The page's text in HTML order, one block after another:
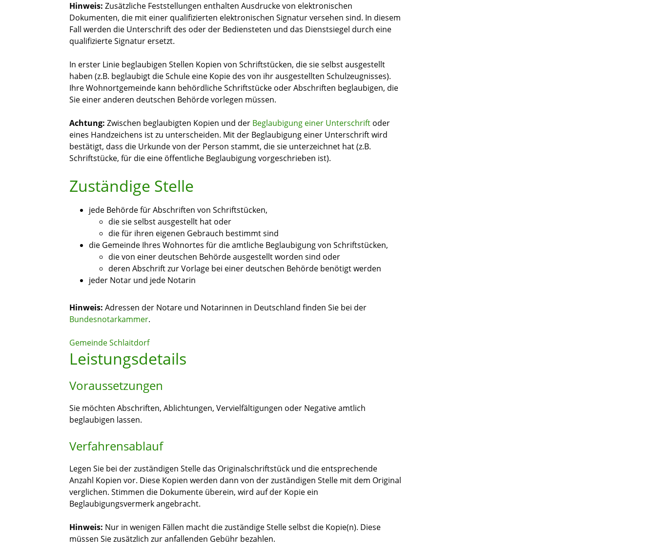
Hinweis: Zusätzliche Feststellungen enthalten Ausdrucke von elektronischen
Dokumenten, die mit einer qualifizierten elektronischen Signatur versehen sind. In diesem
Fall werden die Unterschrift des oder der Bediensteten und das Dienstsiegel durch eine
qualifizierte Signatur ersetzt.
In erster Linie beglaubigen Stellen Kopien von Schriftstücken, die sie selbst ausgestellt
haben (z.B. beglaubigt die Schule eine Kopie des von ihr ausgestellten Schulzeugnisses).
Ihre Wohnortgemeinde kann behördliche Schriftstücke oder Abschriften beglaubigen, die
Sie einer anderen deutschen Behörde vorlegen müssen.
Achtung: Zwischen beglaubigten Kopien und der Beglaubigung einer Unterschrift oder
eines Handzeichens ist zu unterscheiden. Mit der Beglaubigung einer Unterschrift wird
bestätigt, dass die Urkunde von der Person stammt, die sie unterzeichnet hat (z.B.
Schriftstücke, für die eine öffentliche Beglaubigung vorgeschrieben ist).
Zuständige Stelle
jede Behörde für Abschriften von Schriftstücken,
die sie selbst ausgestellt hat oder
die für ihren eigenen Gebrauch bestimmt sind
die Gemeinde Ihres Wohnortes für die amtliche Beglaubigung von Schriftstücken,
die von einer deutschen Behörde ausgestellt worden sind oder
deren Abschrift zur Vorlage bei einer deutschen Behörde benötigt werden
jeder Notar und jede Notarin
Hinweis: Adressen der Notare und Notarinnen in Deutschland finden Sie bei der
Bundesnotarkammer.
Gemeinde Schlaitdorf
Leistungsdetails
Voraussetzungen
Sie möchten Abschriften, Ablichtungen, Vervielfältigungen oder Negative amtlich
beglaubigen lassen.
Verfahrensablauf
Legen Sie bei der zuständigen Stelle das Originalschriftstück und die entsprechende
Anzahl Kopien vor. Diese Kopien werden dann von der zuständigen Stelle mit dem Original
verglichen. Stimmen die Dokumente überein, wird auf der Kopie ein
Beglaubigungsvermerk angebracht.
Hinweis: Nur in wenigen Fällen macht die zuständige Stelle selbst die Kopie(n). Diese
müssen Siezusätzlich zur anfallenden Gebühr bezahlen.